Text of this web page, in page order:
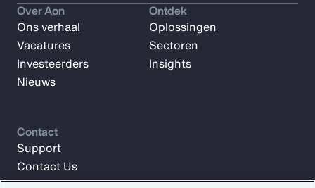
Over Aon
Ons verhaal
Vacatures
Investeerders
Nieuws
Ontdek
Oplossingen
Sectoren
Insights
Contact
Support
Contact Us